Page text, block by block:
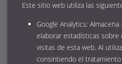
Este sitio web utiliza las
Google Analytics: Almacena
elaborar estadísticas
visitas de esta web. Al
consintiendo el